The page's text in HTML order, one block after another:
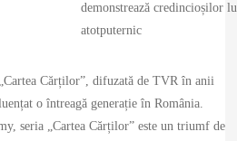
demonstrează credincioșilor
atotputernic
Cărților”, difuzată de TVR în anii
o întreagă generație în România.
seria „Cartea Cărților” este un triumf de